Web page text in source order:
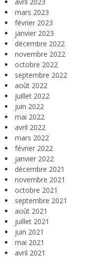
mars 2023
février 2023
janvier 2023
décembre 2022
novembre 2022
octobre 2022
septembre 2022
août 2022
juillet 2022
juin 2022
mai 2022
avril 2022
mars 2022
février 2022
janvier 2022
décembre 2021
novembre 2021
octobre 2021
septembre 2021
août 2021
juillet 2021
juin 2021
mai 2021
avril 2021